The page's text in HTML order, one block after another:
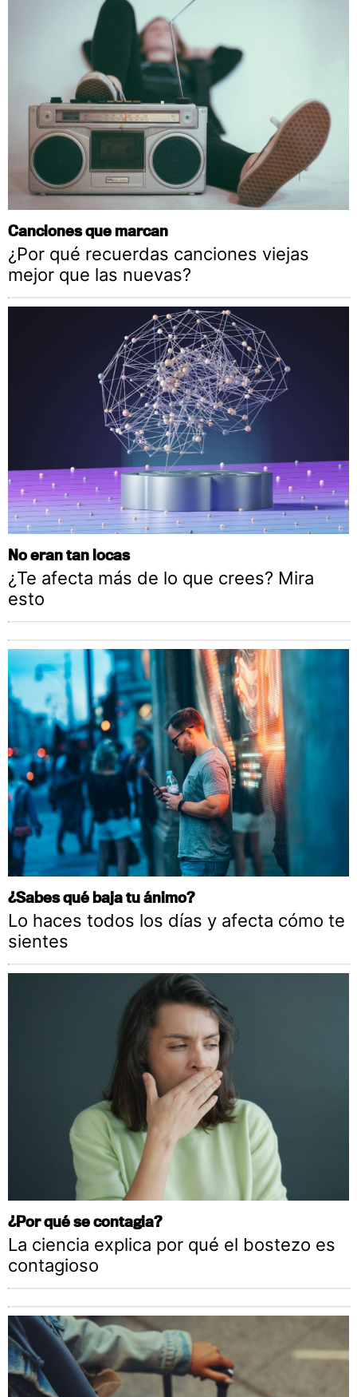
Canciones que marcan
¿Por qué recuerdas canciones viejas
mejor que las nuevas?
No eran tan locas
¿Te afecta más de lo que crees? Mira
esto
¿Sabes qué baja tu ánimo?
Lo haces todos los días y afecta cómo te
sientes
¿Por qué se contagia?
La ciencia explica por qué el bostezo es
contagioso